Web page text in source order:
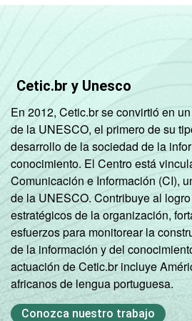
Cetic.br y Unesco
En 2012, Cetic.br se convirtió en
de la UNESCO, el primero de su
desarrollo de la sociedad de la
conocimiento. El Centro está
Comunicación e Información (CI),
de la UNESCO. Contribuye al
estratégicos de la organización,
esfuerzos para monitorear la
de la información y del
actuación de Cetic.br incluye
africanos de lengua portuguesa.
Conozca nuestro trabajo